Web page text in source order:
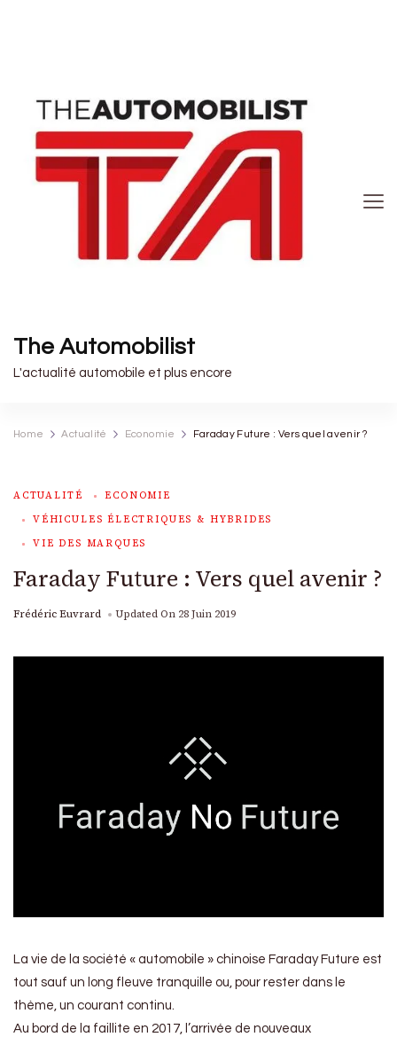
The Automobilist
L'actualité automobile et plus encore
Home Actualité Economie Faraday Future : Vers quel avenir ?
ACTUALITÉ
ECONOMIE
VÉHICULES ÉLECTRIQUES & HYBRIDES
VIE DES MARQUES
Faraday Future : Vers quel avenir ?
Frédéric Euvrard Updated On 28 Juin 2019
La vie de la société « automobile » chinoise Faraday Future est
tout sauf un long fleuve tranquille ou, pour rester dans le
thème, un courant continu.
Au bord de la faillite en 2017, l’arrivée de nouveaux